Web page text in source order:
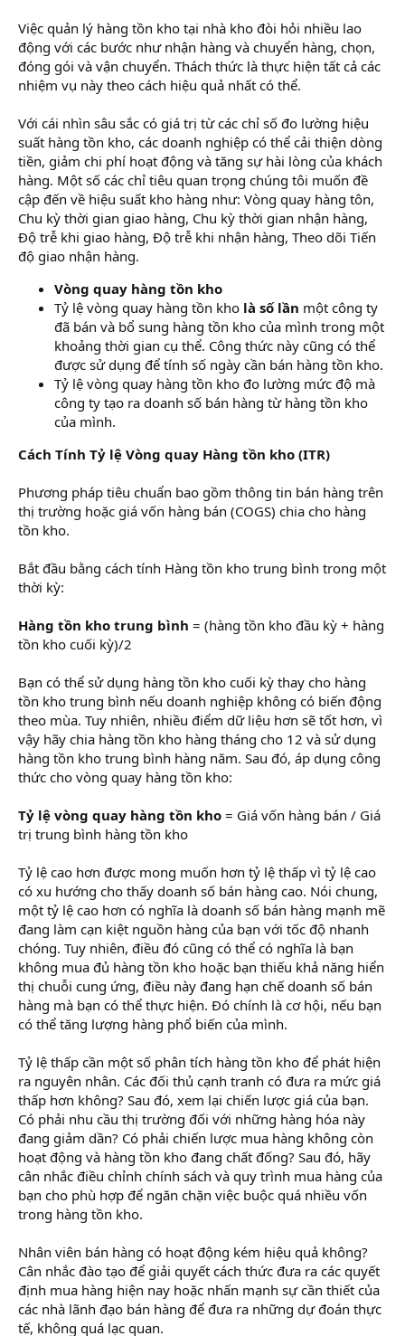
Việc quản lý hàng tồn kho tại nhà kho đòi hỏi nhiều lao
động với các bước như nhận hàng và chuyển hàng, chọn,
đóng gói và vận chuyển. Thách thức là thực hiện tất cả các
nhiệm vụ này theo cách hiệu quả nhất có thể.
Với cái nhìn sâu sắc có giá trị từ các chỉ số đo lường hiệu
suất hàng tồn kho, các doanh nghiệp có thể cải thiện dòng
tiền, giảm chi phí hoạt động và tăng sự hài lòng của khách
hàng. Một số các chỉ tiêu quan trọng chúng tôi muốn đề
cập đến về hiệu suất kho hàng như: Vòng quay hàng tôn,
Chu kỳ thời gian giao hàng, Chu kỳ thời gian nhận hàng,
Độ trễ khi giao hàng, Độ trễ khi nhận hàng, Theo dõi Tiến
độ giao nhận hàng.
Vòng quay hàng tồn kho
Tỷ lệ vòng quay hàng tồn kho là số lần một công ty
đã bán và bổ sung hàng tồn kho của mình trong một
khoảng thời gian cụ thể. Công thức này cũng có thể
được sử dụng để tính số ngày cần bán hàng tồn kho.
Tỷ lệ vòng quay hàng tồn kho đo lường mức độ mà
công ty tạo ra doanh số bán hàng từ hàng tồn kho
của mình.
Cách Tính Tỷ lệ Vòng quay Hàng tồn kho (ITR)
Phương pháp tiêu chuẩn bao gồm thông tin bán hàng trên
thị trường hoặc giá vốn hàng bán (COGS) chia cho hàng
tồn kho.
Bắt đầu bằng cách tính Hàng tồn kho trung bình trong một
thời kỳ:
Hàng tồn kho trung bình = (hàng tồn kho đầu kỳ + hàng
tồn kho cuối kỳ)/2
Bạn có thể sử dụng hàng tồn kho cuối kỳ thay cho hàng
tồn kho trung bình nếu doanh nghiệp không có biến động
theo mùa. Tuy nhiên, nhiều điểm dữ liệu hơn sẽ tốt hơn, vì
vậy hãy chia hàng tồn kho hàng tháng cho 12 và sử dụng
hàng tồn kho trung bình hàng năm. Sau đó, áp dụng công
thức cho vòng quay hàng tồn kho:
Tỷ lệ vòng quay hàng tồn kho = Giá vốn hàng bán / Giá
trị trung bình hàng tồn kho
Tỷ lệ cao hơn được mong muốn hơn tỷ lệ thấp vì tỷ lệ cao
có xu hướng cho thấy doanh số bán hàng cao. Nói chung,
một tỷ lệ cao hơn có nghĩa là doanh số bán hàng mạnh mẽ
đang làm cạn kiệt nguồn hàng của bạn với tốc độ nhanh
chóng. Tuy nhiên, điều đó cũng có thể có nghĩa là bạn
không mua đủ hàng tồn kho hoặc bạn thiếu khả năng hiển
thị chuỗi cung ứng, điều này đang hạn chế doanh số bán
hàng mà bạn có thể thực hiện. Đó chính là cơ hội, nếu bạn
có thể tăng lượng hàng phổ biến của mình.
Tỷ lệ thấp cần một số phân tích hàng tồn kho để phát hiện
ra nguyên nhân. Các đối thủ cạnh tranh có đưa ra mức giá
thấp hơn không? Sau đó, xem lại chiến lược giá của bạn.
Có phải nhu cầu thị trường đối với những hàng hóa này
đang giảm dần? Có phải chiến lược mua hàng không còn
hoạt động và hàng tồn kho đang chất đống? Sau đó, hãy
cân nhắc điều chỉnh chính sách và quy trình mua hàng của
bạn cho phù hợp để ngăn chặn việc buộc quá nhiều vốn
trong hàng tồn kho.
Nhân viên bán hàng có hoạt động kém hiệu quả không?
Cân nhắc đào tạo để giải quyết cách thức đưa ra các quyết
định mua hàng hiện nay hoặc nhấn mạnh sự cần thiết của
các nhà lãnh đạo bán hàng để đưa ra những dự đoán thực
tế, không quá lạc quan.